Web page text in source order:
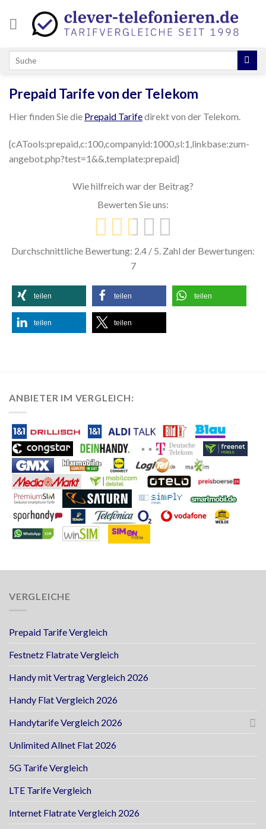
Prepaid Tarife von der Telekom
Hier finden Sie die Prepaid Tarifedirekt von der Telekom.
{cATools:prepaid,c:100,companyid:1000,sl:1,linkbase:zum-
angebot.php?test=1&&,template:prepaid}
Wie hilfreich war der Beitrag?
Bewerten Sie uns:
Durchschnittliche Bewertung: 2.4 / 5. Zahl der Bewertungen:
7
teilen teilen teilen
teilen teilen
ANBIETER IM VERGLEICH:
VERGLEICHE
Prepaid Tarife Vergleich
Festnetz Flatrate Vergleich
Handy mit Vertrag Vergleich 2026
Handy Flat Vergleich 2026
Handytarife Vergleich 2026
Unlimited Allnet Flat 2026
5G Tarife Vergleich
LTE Tarife Vergleich
Internet Flatrate Vergleich 2026